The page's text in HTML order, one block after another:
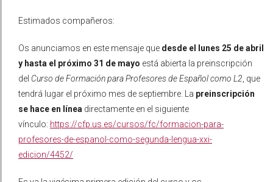
Estimados compañeros:
Os anunciamos en este mensaje que desde el lunes 25 de abril
y hasta el próximo 31 de mayo está abierta la preinscripción
del Curso de Formación para Profesores de Español como L2 , que
tendrá lugar el próximo mes de septiembre. La preinscripción
se hace en línea directamente en el siguiente
vínculo: https://cfp.us.es/cursos/fc/formacion-para-
profesores-de-espanol-como-segunda-lengua-xxi-
edicion/4452/